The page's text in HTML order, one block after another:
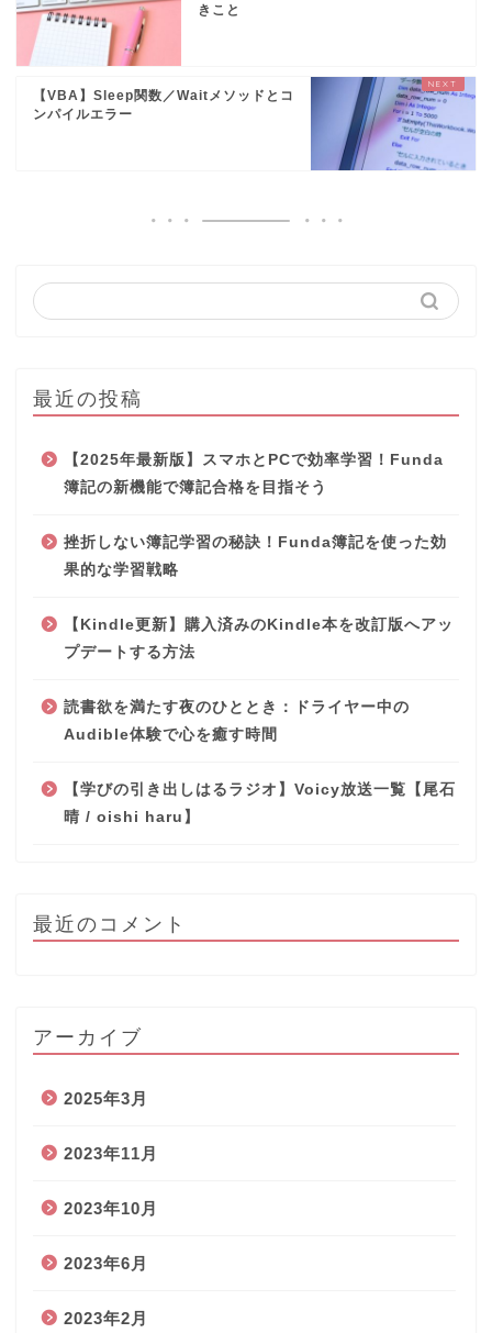
きこと
【VBA】Sleep関数／Waitメソッドとコ
ンパイルエラー
最近の投稿
【2025年最新版】スマホとPCで効率学習！Funda
簿記の新機能で簿記合格を目指そう
挫折しない簿記学習の秘訣！Funda簿記を使った効
果的な学習戦略
【Kindle更新】購入済みのKindle本を改訂版へアッ
プデートする方法
読書欲を満たす夜のひととき：ドライヤー中の
Audible体験で心を癒す時間
【学びの引き出しはるラジオ】Voicy放送一覧【尾石
晴 / oishi haru】
最近のコメント
アーカイブ
2025年3月
2023年11月
2023年10月
2023年6月
2023年2月